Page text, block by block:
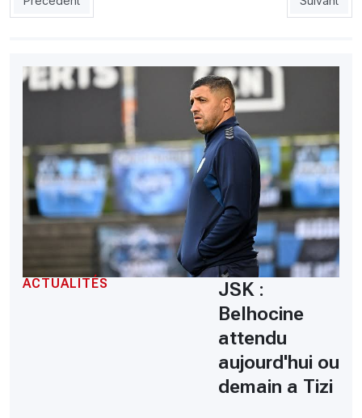
ACTUALITÉS
JSK :
Belhocine
attendu
aujourd'hui ou
demain a Tizi